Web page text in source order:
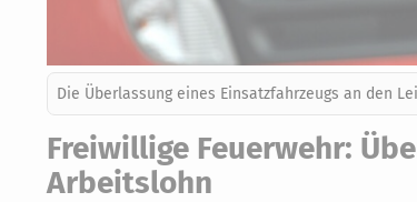
Die Überlassung eines Einsatzfahrzeugs an den
Freiwillige Feuerwehr:
Arbeitslohn